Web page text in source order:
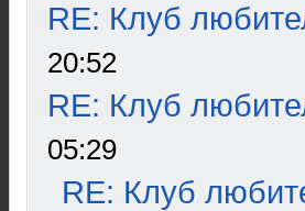
RE: Клуб
20:52
RE: Клуб
05:29
RE: Клуб